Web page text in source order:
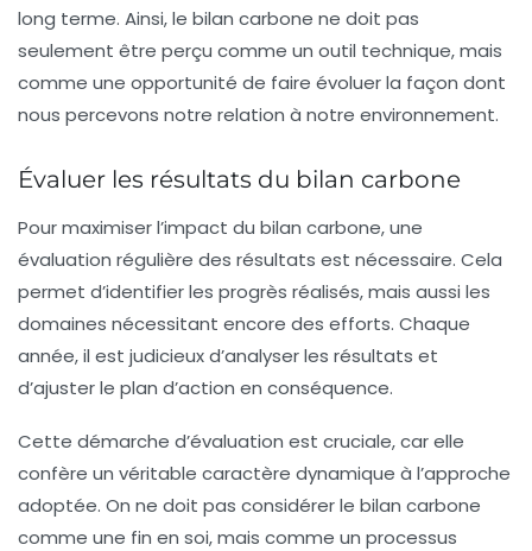
long terme. Ainsi, le bilan carbone ne doit pas
seulement être perçu comme un outil technique, mais
comme une opportunité de faire évoluer la façon dont
nous percevons notre relation à notre environnement.
Évaluer les résultats du bilan carbone
Pour maximiser l’impact du bilan carbone, une
évaluation régulière des résultats est nécessaire. Cela
permet d’identifier les progrès réalisés, mais aussi les
domaines nécessitant encore des efforts. Chaque
année, il est judicieux d’analyser les résultats et
d’ajuster le plan d’action en conséquence.
Cette démarche d’évaluation est cruciale, car elle
confère un véritable caractère dynamique à l’approche
adoptée. On ne doit pas considérer le bilan carbone
comme une fin en soi, mais comme un processus